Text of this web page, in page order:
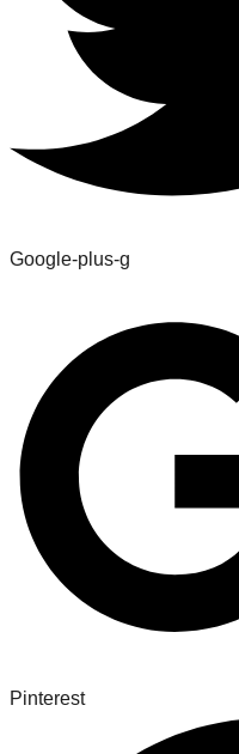
Google-plus-g
Pinterest